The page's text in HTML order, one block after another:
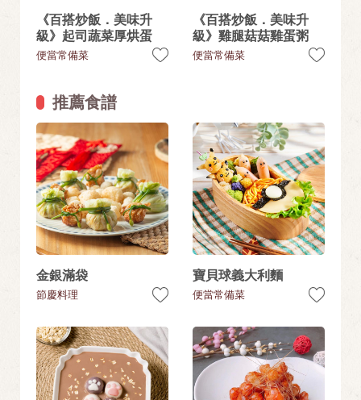
《百搭炒飯．美味升
級》起司蔬菜厚烘蛋
便當常備菜
《百搭炒飯．美味升
級》雞腿菇菇雞蛋粥
便當常備菜
推薦食譜
金銀滿袋
節慶料理
寶貝球義大利麵
便當常備菜